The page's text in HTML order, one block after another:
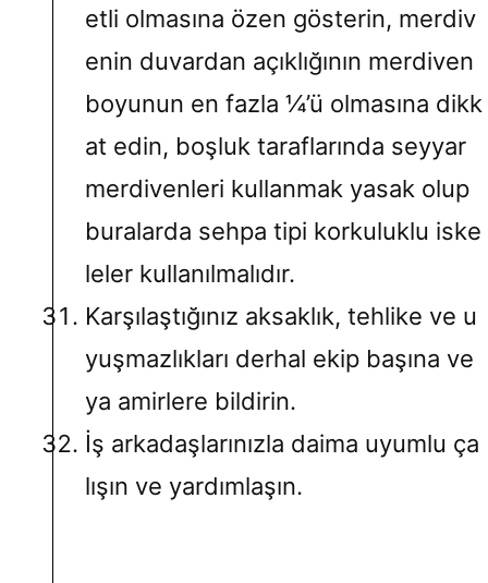
etli olmasına özen gösterin, merdiv
enin duvardan açıklığının merdiven
boyunun en fazla ¼’ü olmasına dikk
at edin, boşluk taraflarında seyyar
merdivenleri kullanmak yasak olup
buralarda sehpa tipi korkuluklu iske
leler kullanılmalıdır.
Karşılaştığınız aksaklık, tehlike ve u
yuşmazlıkları derhal ekip başına ve
ya amirlere bildirin.
İş arkadaşlarınızla daima uyumlu ça
lışın ve yardımlaşın.